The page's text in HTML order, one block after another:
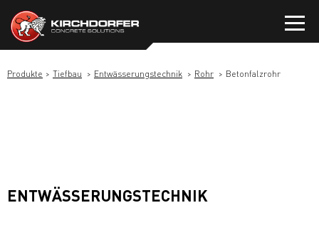
Inhalt
springen
Produkte Tiefbau Entwässerungstechnik Rohr Betonfalzrohr
ENTWÄSSERUNGSTECHNIK